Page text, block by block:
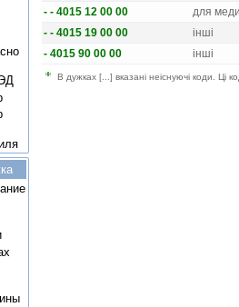
- - 4015 12 00 00
для
- - 4015 19 00 00
iншi
- 4015 90 00 00
iншi
В дужках [...] вказані неіснуючі коди. Ці